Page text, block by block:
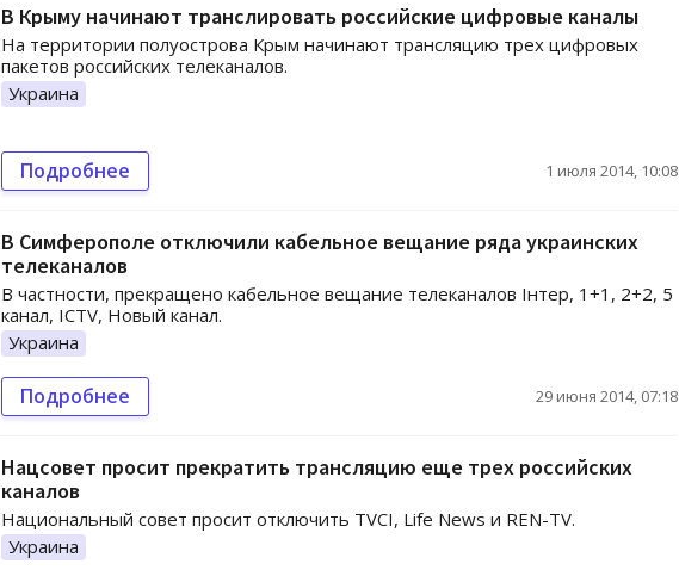
В Крыму начинают транслировать российские цифровые каналы
На территории полуострова Крым начинают трансляцию трех цифровых
пакетов российских телеканалов.
Украина
Подробнее 1 июля 2014, 10:08
В Симферополе отключили кабельное вещание ряда украинских
телеканалов
В частности, прекращено кабельное вещание телеканалов Інтер, 1+1, 2+2, 5
канал, ICTV, Новый канал.
Украина
Подробнее 29 июня 2014, 07:18
Нацсовет просит прекратить трансляцию еще трех российских
каналов
Национальный совет просит отключить ТVСІ, Life News и REN-TV.
Украина